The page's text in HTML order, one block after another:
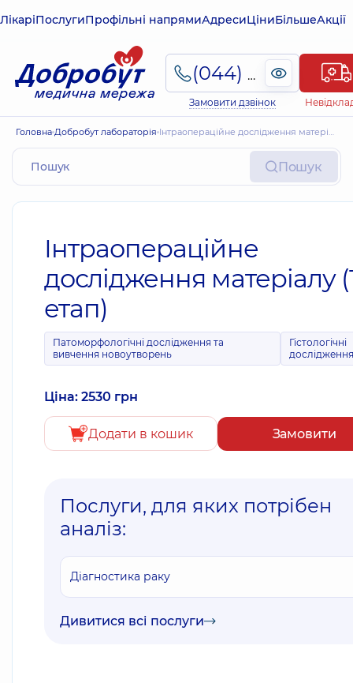
ЛікаріПослугиПрофільні напрямиАдресиЦіниБільшеАкції
(044) 495-2-888
Замовити дзвінок
Головна Добробут лабораторія Інтраопераційне дослідження матеріалу (1 етап)
Пошук
Інтраопераційне
дослідження матеріалу
етап)
Патоморфологічні дослідження та
вивчення новоутворень
Гістологічні
дослідження
Ціна: 2530 грн
Додати в кошик Замовити
Послуги, для яких потрібен
аналіз:
Діагностика раку
Дивитися всі послуги